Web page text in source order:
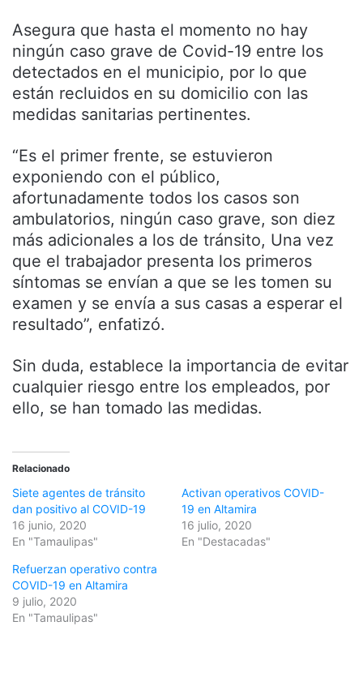
Asegura que hasta el momento no hay
ningún caso grave de Covid-19 entre los
detectados en el municipio, por lo que
están recluidos en su domicilio con las
medidas sanitarias pertinentes.
“Es el primer frente, se estuvieron
exponiendo con el público,
afortunadamente todos los casos son
ambulatorios, ningún caso grave, son diez
más adicionales a los de tránsito, Una vez
que el trabajador presenta los primeros
síntomas se envían a que se les tomen su
examen y se envía a sus casas a esperar el
resultado”, enfatizó.
Sin duda, establece la importancia de evitar
cualquier riesgo entre los empleados, por
ello, se han tomado las medidas.
Relacionado
Siete agentes de tránsito
dan positivo al COVID-19
16 junio, 2020
En "Tamaulipas"
Activan operativos COVID-
19 en Altamira
16 julio, 2020
En "Destacadas"
Refuerzan operativo contra
COVID-19 en Altamira
9 julio, 2020
En "Tamaulipas"